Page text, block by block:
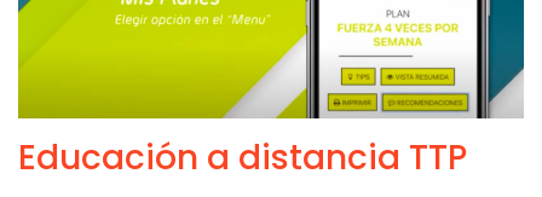
Educación a distancia TTP